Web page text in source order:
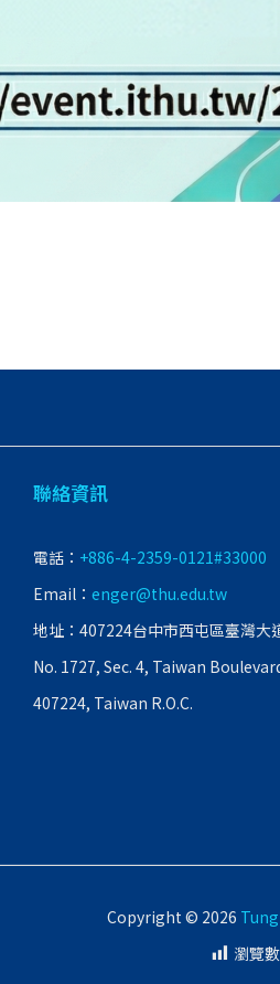
聯絡資訊
電話： +886-4-2359-0121#33000
Email： enger@thu.edu.tw
地址：407224台中市西屯區臺灣大
No. 1727, Sec. 4, Taiwan
407224, Taiwan R.O.C.
Copyright © 2026
瀏覽數